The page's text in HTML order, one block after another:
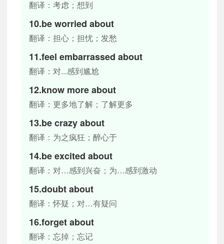
翻译：考虑；想到
10.be worried about
翻译：担心；担忧；发愁
11.feel embarrassed about
翻译：对...感到尴尬
12.know more about
翻译：更多地了解；了解更多
13.be crazy about
翻译：为之疯狂；醉心于
14.be excited about
翻译：对…感到兴奋；为…感到激动
15.doubt about
翻译：怀疑；对…有疑问
16.forget about
翻译：忘掉；忘记